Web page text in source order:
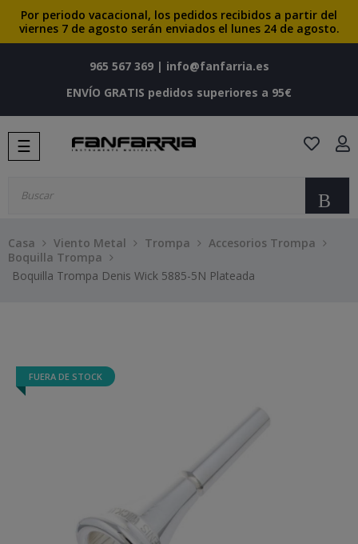
Por periodo vacacional, los pedidos recibidos a partir del
viernes 7 de agosto serán enviados el lunes 24 de agosto.
965 567 369| info@fanfarria.es
ENVÍO GRATIS pedidos superiores a 95€
Navegación
de
☰
Casa Viento Metal Trompa
Accesorios Trompa
Boquilla Trompa
Boquilla Trompa Denis Wick 5885-5N Plateada
FUERA DE STOCK